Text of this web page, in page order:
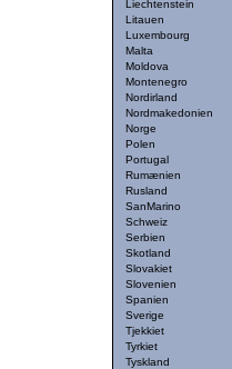
Liechtenstein
Litauen
Luxembourg
Malta
Moldova
Montenegro
Nordirland
Nordmakedonien
Norge
Polen
Portugal
Rumænien
Rusland
SanMarino
Schweiz
Serbien
Skotland
Slovakiet
Slovenien
Spanien
Sverige
Tjekkiet
Tyrkiet
Tyskland